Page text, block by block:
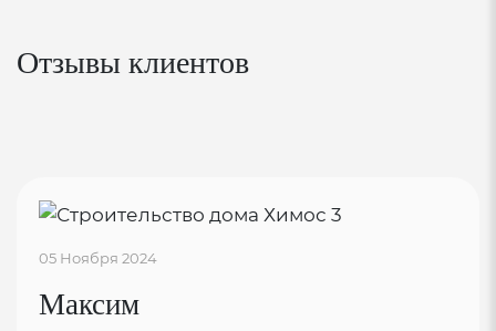
Отзывы клиентов
05 Ноября 2024
Максим